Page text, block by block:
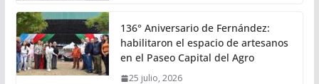
136° Aniversario de Fernández:
habilitaron el espacio de artesanos
en el Paseo Capital del Agro
25 julio, 2026